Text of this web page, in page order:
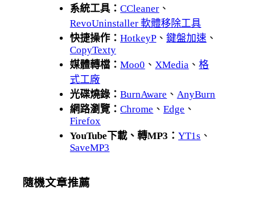
系統工具：CCleaner 、
RevoUninstaller 軟體移除工具
快捷操作：HotkeyP 、鍵盤加速 、
CopyTexty
媒體轉檔：Moo0 、 XMedia 、格
式工廠
光碟燒錄：BurnAware 、 AnyBurn
網路瀏覽：Chrome 、Edge 、
Firefox
YouTube下載、轉MP3：YT1s 、
SaveMP3
隨機文章推薦